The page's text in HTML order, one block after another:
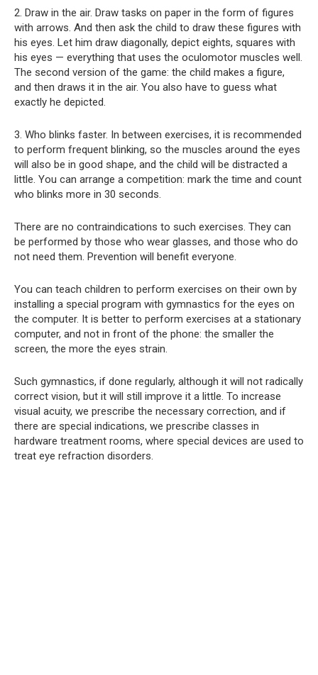
2. Draw in the air. Draw tasks on paper in the form of figures
with arrows. And then ask the child to draw these figures with
his eyes. Let him draw diagonally, depict eights, squares with
his eyes — everything that uses the oculomotor muscles well.
The second version of the game: the child makes a figure,
and then draws it in the air. You also have to guess what
exactly he depicted.
3. Who blinks faster. In between exercises, it is recommended
to perform frequent blinking, so the muscles around the eyes
will also be in good shape, and the child will be distracted a
little. You can arrange a competition: mark the time and count
who blinks more in 30 seconds.
There are no contraindications to such exercises. They can
be performed by those who wear glasses, and those who do
not need them. Prevention will benefit everyone.
You can teach children to perform exercises on their own by
installing a special program with gymnastics for the eyes on
the computer. It is better to perform exercises at a stationary
computer, and not in front of the phone: the smaller the
screen, the more the eyes strain.
Such gymnastics, if done regularly, although it will not radically
correct vision, but it will still improve it a little. To increase
visual acuity, we prescribe the necessary correction, and if
there are special indications, we prescribe classes in
hardware treatment rooms, where special devices are used to
treat eye refraction disorders.